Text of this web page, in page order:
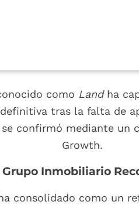
como Landha
tras la falta de
confirmó mediante un
Growth.
Grupo Inmobiliario
consolidado como un